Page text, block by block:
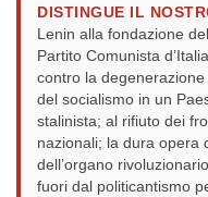
DISTINGUE IL
Lenin alla fondazione
Partito Comunista
contro la
del socialismo in un
stalinista; al rifiuto dei
nazionali; la dura opera
dell’organo
fuori dal politicantismo